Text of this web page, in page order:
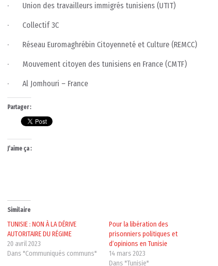
· Union des travailleurs immigrés tunisiens (UTIT)
· Collectif 3C
· Réseau Euromaghrébin Citoyenneté et Culture (REMCC)
· Mouvement citoyen des tunisiens en France (CMTF)
· Al Jomhouri – France
Partager :
J’aime ça :
Similaire
TUNISIE : NON À LA DÉRIVE
AUTORITAIRE DU RÉGIME
20 avril 2023
Dans "Communiqués communs"
Pour la libération des
prisonniers politiques et
d’opinions en Tunisie
14 mars 2023
Dans "Tunisie"